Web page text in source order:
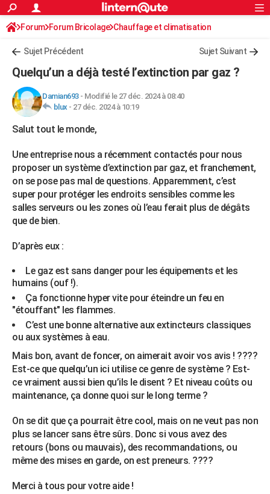
ACTUALITÉS
Politique
Société
Faits Divers
Education
Monde
Villes
+
FINANCE
Retraite
Impôts
Epargne
Immobilier
Risques naturels par ville
Banque
Assurance
Crédit
AUTO
Essais
Réserver un essai
Citadines
Berlines
SUV
Forum auto
+
Mobiles
Meilleur smartphone
Internet
Ordinateurs
Jeux vidéo
Guide high-tech
+BRICOLAGE
Forum
Aménagement intérieur
Extérieur
Cuisine
Salle de bains
Jardinage
Rangement
WEEK-END
Guides de France
Escapades
Patrimoine
Expositions
Musées
Week-end nature
+LIFESTYLE
Destinations
City break
Voyage nature
Voyage de noces
Forum
Climat
+PHOTO
GUIDES D'ACHAT
BONS PLANS
CARTE DE VOEUX
Carte de Noël
Carte Bonne année
Carte Saint-Valentin
Carte Pâques
Carte d'anniversaire
DICTIONNAIRE
COPAINS D'AVANT
S'inscrire
Se connecter
Lycées
Collèges
Primaires
Universités
Entreprises
Service militaire
Avis de recherche
AVIS DE DÉCÈS
Rechercher
S'inscrire
Connexion
Forum Forum Bricolage Chauffage et climatisation
Chauffe-eau électrique - gaz- solaire
Sujet Précédent Sujet Suivant
Quelqu’un a déjà testé l’extinction par gaz ?
Damian693- Modifié le 27 déc. 2024 à 08:40
blux - 27 déc. 2024 à 10:19
Salut tout le monde,
Une entreprise nous a récemment contactés pour nous
proposer un système d’extinction par gaz, et franchement,
on se pose pas mal de questions. Apparemment, c’est
super pour protéger les endroits sensibles comme les
salles serveurs ou les zones où l’eau ferait plus de dégâts
que de bien.
D’après eux :
Le gaz est sans danger pour les équipements et les
humains (ouf !).
Ça fonctionne hyper vite pour éteindre un feu en
"étouffant" les flammes.
C’est une bonne alternative aux extincteurs classiques
ou aux systèmes à eau.
Mais bon, avant de foncer, on aimerait avoir vos avis ! ????
Est-ce que quelqu’un ici utilise ce genre de système ? Est-
ce vraiment aussi bien qu’ils le disent ? Et niveau coûts ou
maintenance, ça donne quoi sur le long terme ?
On se dit que ça pourrait être cool, mais on ne veut pas non
plus se lancer sans être sûrs. Donc si vous avez des
retours (bons ou mauvais), des recommandations, ou
même des mises en garde, on est preneurs. ????
Merci à tous pour votre aide !